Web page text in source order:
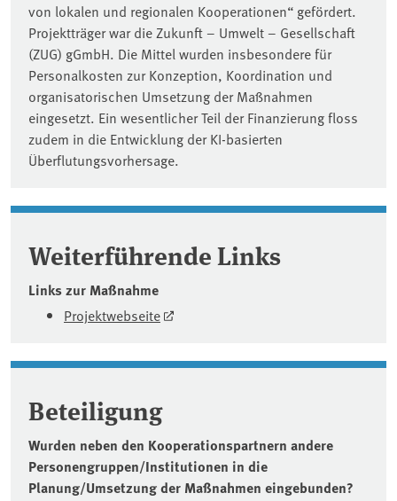
von lokalen und regionalen Kooperationen“ gefördert.
Projektträger war die Zukunft – Umwelt – Gesellschaft
(ZUG) gGmbH. Die Mittel wurden insbesondere für
Personalkosten zur Konzeption, Koordination und
organisatorischen Umsetzung der Maßnahmen
eingesetzt. Ein wesentlicher Teil der Finanzierung floss
zudem in die Entwicklung der KI-basierten
Überflutungsvorhersage.
Weiterführende Links
Links zur Maßnahme
Projektwebseite
Beteiligung
Wurden neben den Kooperationspartnern andere
Personengruppen/Institutionen in die
Planung/Umsetzung der Maßnahmen eingebunden?